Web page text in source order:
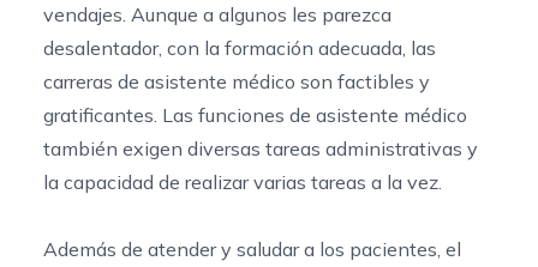
vendajes. Aunque a algunos les parezca
desalentador, con la formación adecuada, las
carreras de asistente médico son factibles y
gratificantes. Las funciones de asistente médico
también exigen diversas tareas administrativas y
la capacidad de realizar varias tareas a la vez.
Además de atender y saludar a los pacientes, el